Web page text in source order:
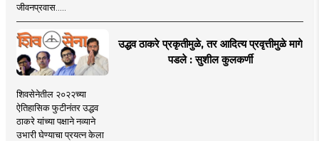
जीवनप्रवास.....
उद्धव ठाकरे प्रकृतीमुळे, तर आदित्य प्रवृत्तीमुळे मागे
पडले : सुशील कुलकर्णी
शिवसेनेतील २०२२च्या
ऐतिहासिक फुटीनंतर उद्धव
ठाकरे यांच्या पक्षाने नव्याने
उभारी घेण्याचा प्रयत्न केला